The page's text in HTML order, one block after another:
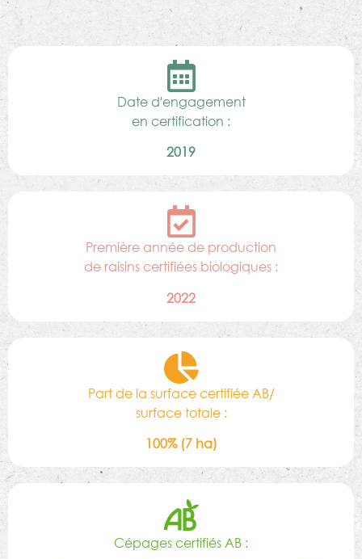
Date d'engagement
en certification :
2019
Première année de production
de raisins certifiées biologiques :
2022
Part de la surface certifiée AB/
surface totale :
100% (7 ha)
Cépages certifiés AB :